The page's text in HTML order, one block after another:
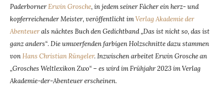
PaderbornerErwin Grosche, in jedem seiner Fächer ein herz- und
kopferreichender Meister, veröffentlicht imVerlag Akademie der
Abenteuerals nächtes Buch den Gedichtband „Das ist nicht so, das ist
ganz anders“. Die umwerfenden farbigen Holzschnitte dazu stammen
vonHans Christian Rüngeler. Inzwischen arbeitet Erwin Grosche an
„Grosches Weltlexikon Zwo“ – es wird im Frühjahr 2023 im Verlag
Akademie-der-Abenteuer erscheinen.